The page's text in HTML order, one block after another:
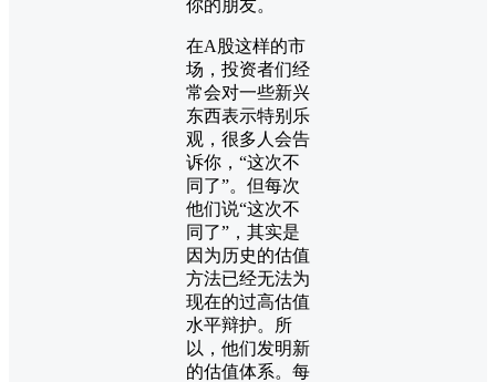
你的朋友。
在A股这样的市
场，投资者们经
常会对一些新兴
东西表示特别乐
观，很多人会告
诉你，“这次不
同了”。但每次
他们说“这次不
同了”，其实是
因为历史的估值
方法已经无法为
现在的过高估值
水平辩护。所
以，他们发明新
的估值体系。每